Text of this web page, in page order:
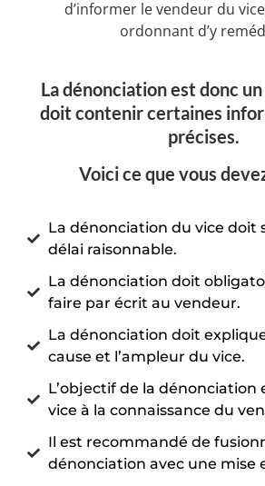
d’informer le vendeur du
ordonnant d’y
La dénonciation est donc
doit contenir certaines
précises.
Voici ce que vous
La dénonciation du vice doit
délai raisonnable.
La dénonciation doit
faire par écrit au vendeur.
La dénonciation doit
cause et l’ampleur du vice.
L’objectif de la dénonciation
vice à la connaissance du
Il est recommandé de
dénonciation avec une mise